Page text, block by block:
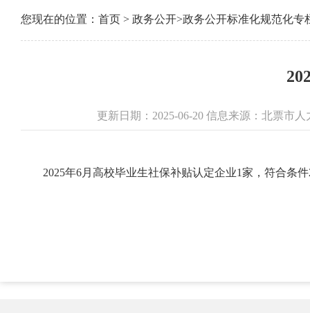
您现在的位置： 首页 > 政务公开>政务公开标准化规范化专
更新日期：2025-06-20 信息来源：北票市
2025年6月高校毕业生社保补贴认定企业1家，符合条